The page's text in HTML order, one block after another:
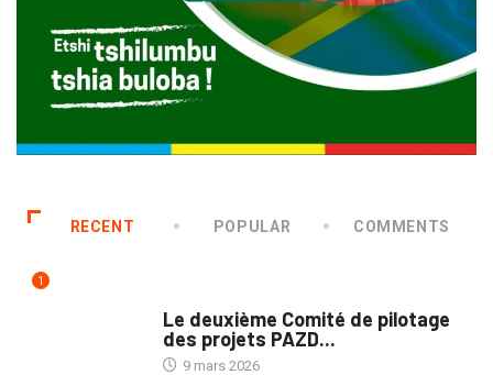
RECENT POPULAR COMMENTS
1
Le deuxième Comité de pilotage
des projets PAZD...
9 mars 2026